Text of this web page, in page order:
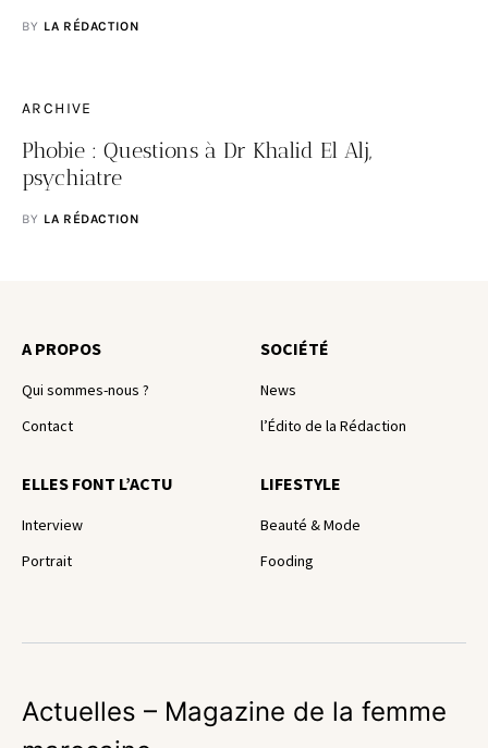
BY LA RÉDACTION
ARCHIVE
Phobie : Questions à Dr Khalid El Alj,
psychiatre
BY LA RÉDACTION
A PROPOS
Qui sommes-nous ?
Contact
SOCIÉTÉ
News
l’Édito de la Rédaction
ELLES FONT L’ACTU
Interview
Portrait
LIFESTYLE
Beauté & Mode
Fooding
Actuelles – Magazine de la femme